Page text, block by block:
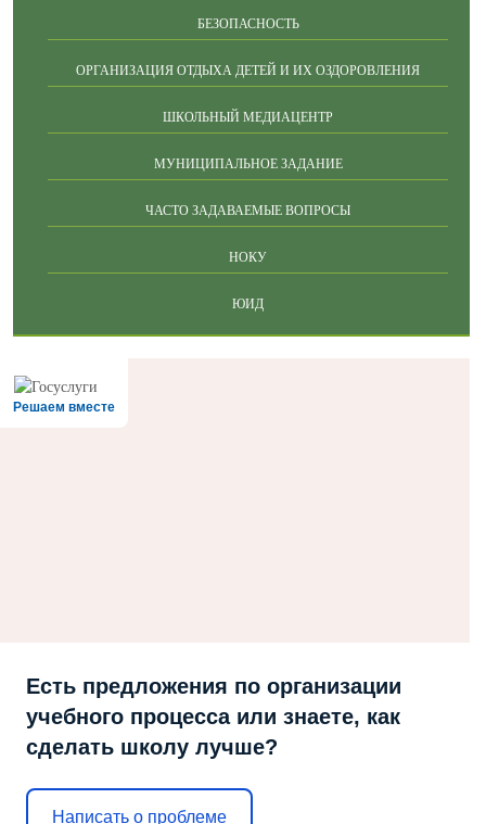
БЕЗОПАСНОСТЬ
ОРГАНИЗАЦИЯ ОТДЫХА ДЕТЕЙ И ИХ ОЗДОРОВЛЕНИЯ
ШКОЛЬНЫЙ МЕДИАЦЕНТР
МУНИЦИПАЛЬНОЕ ЗАДАНИЕ
ЧАСТО ЗАДАВАЕМЫЕ ВОПРОСЫ
НОКУ
ЮИД
Решаем вместе
Есть предложения по организации
учебного процесса или знаете, как
сделать школу лучше?
Написать о проблеме